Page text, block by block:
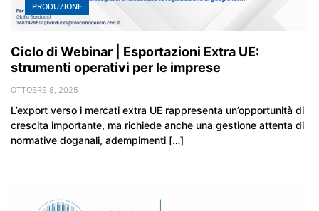
PRODUZIONE
Ciclo di Webinar | Esportazioni Extra UE:
strumenti operativi per le imprese
OTTOBRE 8, 2025
L’export verso i mercati extra UE rappresenta un’opportunità di
crescita importante, ma richiede anche una gestione attenta di
normative doganali, adempimenti […]